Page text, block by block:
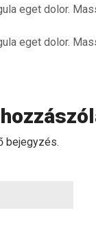
eget dolor.
eget dolor.
bejegyzés.